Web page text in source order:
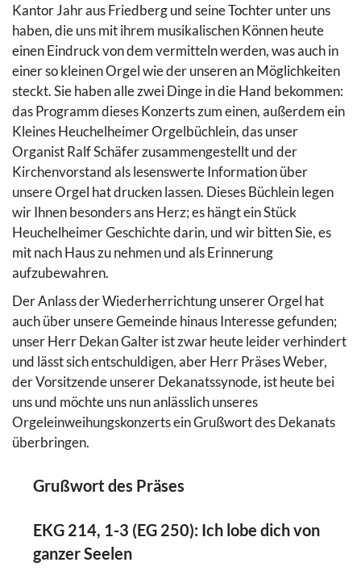
Kantor Jahr aus Friedberg und seine Tochter unter uns
haben, die uns mit ihrem musikalischen Können heute
einen Eindruck von dem vermitteln werden, was auch in
einer so kleinen Orgel wie der unseren an Möglichkeiten
steckt. Sie haben alle zwei Dinge in die Hand bekommen:
das Programm dieses Konzerts zum einen, außerdem ein
Kleines Heuchelheimer Orgelbüchlein, das unser
Organist Ralf Schäfer zusammengestellt und der
Kirchenvorstand als lesenswerte Information über
unsere Orgel hat drucken lassen. Dieses Büchlein legen
wir Ihnen besonders ans Herz; es hängt ein Stück
Heuchelheimer Geschichte darin, und wir bitten Sie, es
mit nach Haus zu nehmen und als Erinnerung
aufzubewahren.
Der Anlass der Wiederherrichtung unserer Orgel hat
auch über unsere Gemeinde hinaus Interesse gefunden;
unser Herr Dekan Galter ist zwar heute leider verhindert
und lässt sich entschuldigen, aber Herr Präses Weber,
der Vorsitzende unserer Dekanatssynode, ist heute bei
uns und möchte uns nun anlässlich unseres
Orgeleinweihungskonzerts ein Grußwort des Dekanats
überbringen.
Grußwort des Präses
EKG 214, 1-3 (EG 250): Ich lobe dich von
ganzer Seelen